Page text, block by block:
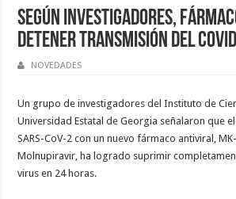
Según investigadores,
detener transmisión del Covid
NOVEDADES
Un grupo de investigadores del Instituto de
Universidad Estatal de Georgia señalaron que
SARS-CoV-2 con un nuevo fármaco antiviral,
Molnupiravir, ha logrado suprimir
virus en 24 horas.